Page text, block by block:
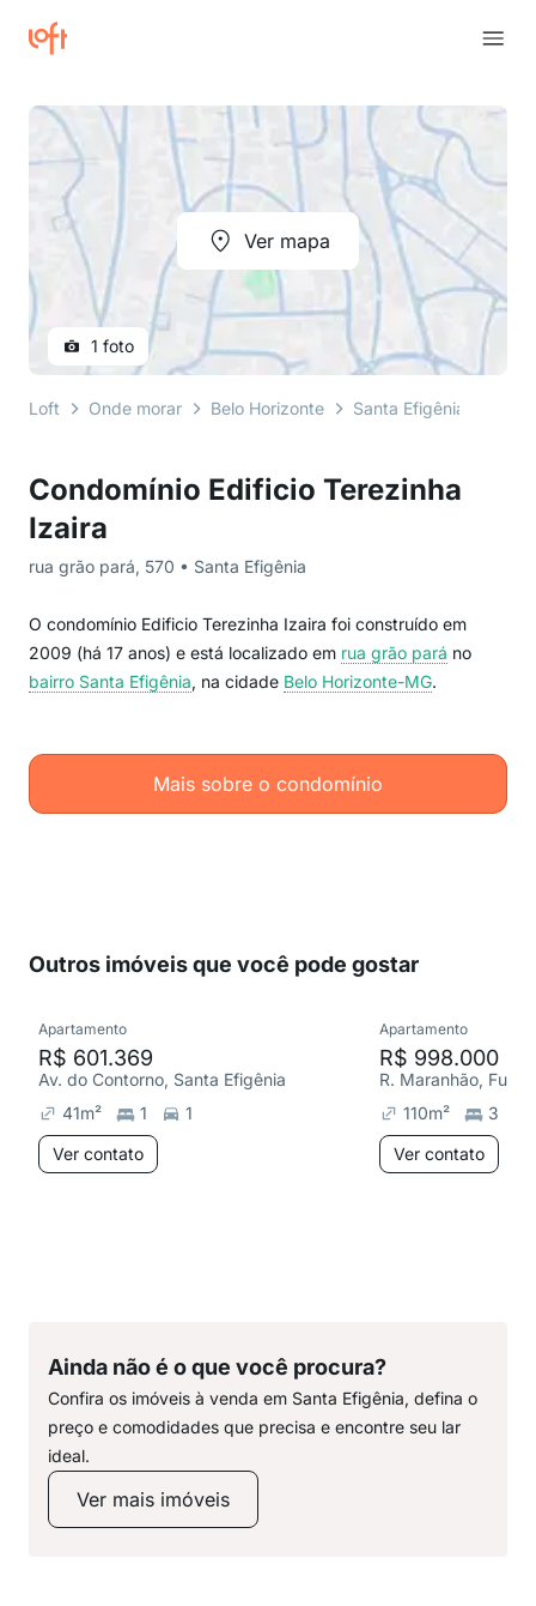
Condomínio Edificio Terezinha
Izaira
rua grão pará, 570 • Santa Efigênia
O condomínio Edificio Terezinha Izaira foi construído em
2009 (há 17 anos) e está localizado em rua grão pará no
bairro Santa Efigênia, na cidade Belo Horizonte-MG.
Mais sobre o condomínio
Ver mapa
1 foto
Loft Onde morar Belo Horizonte Santa Efigênia
Outros imóveis que você pode gostar
Apartamento
R$ 601.369
Av. do Contorno, Santa Efigênia
41m² 1
1
Ver contato
Apartamento
R$ 998.000
R. Maranhão,
110m²
3
Ver contato
Ainda não é o que você procura?
Confira os imóveis à venda em Santa Efigênia, defina o
preço e comodidades que precisa e encontre seu lar
ideal.
Ver mais imóveis